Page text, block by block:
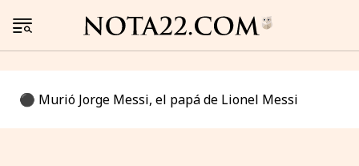
⚫️ Murió Jorge Messi, el papá de Lionel Messi